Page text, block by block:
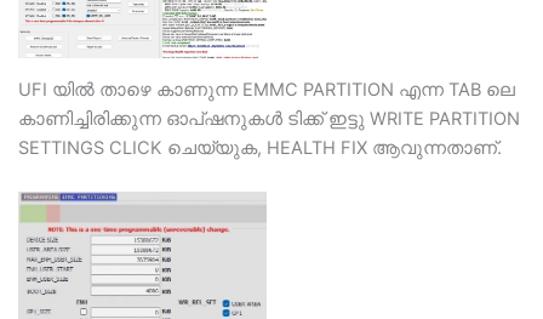
UFI യില്‍ താഴെ കാണുന്ന EMMC PARTITION എന്ന TAB ലെ
കാണിച്ചിരിക്കുന്ന ഓപ്ഷനുകള്‍ ടിക്ക് ഇട്ടു WRITE PARTITION
SETTINGS CLICK ചെയ്യുക, HEALTH FIX ആവുന്നതാണ്.